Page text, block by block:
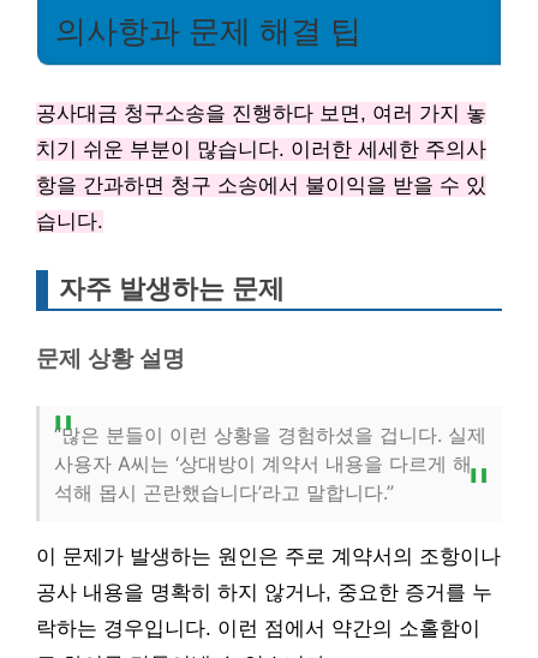
의사항과 문제 해결 팁
공사대금 청구소송을 진행하다 보면, 여러 가지 놓
치기 쉬운 부분이 많습니다. 이러한 세세한 주의사
항을 간과하면 청구 소송에서 불이익을 받을 수 있
습니다.
자주 발생하는 문제
문제 상황 설명
“많은 분들이 이런 상황을 경험하셨을 겁니다. 실제
사용자 A씨는 ‘상대방이 계약서 내용을 다르게 해
석해 몹시 곤란했습니다’라고 말합니다.”
이 문제가 발생하는 원인은 주로 계약서의 조항이나
공사 내용을 명확히 하지 않거나, 중요한 증거를 누
락하는 경우입니다. 이런 점에서 약간의 소홀함이